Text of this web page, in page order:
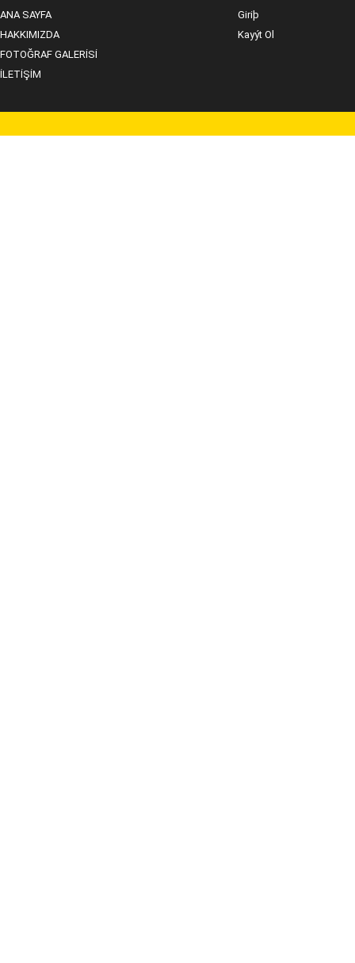
ANA SAYFA
HAKKIMIZDA
FOTOĞRAF GALERİSİ
İLETİŞİM
Giriþ
Kayýt Ol